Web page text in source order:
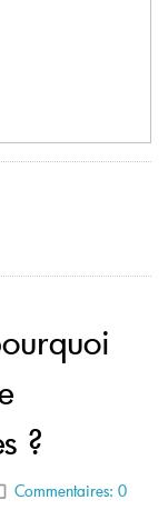
?
Commentaires: 0